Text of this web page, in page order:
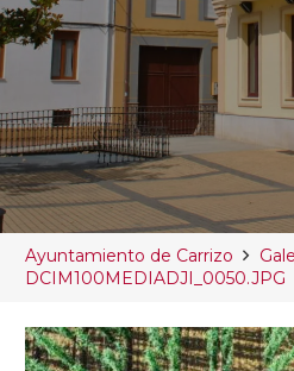
Ayuntamiento de Carrizo
DCIM100MEDIADJI_0050.JPG